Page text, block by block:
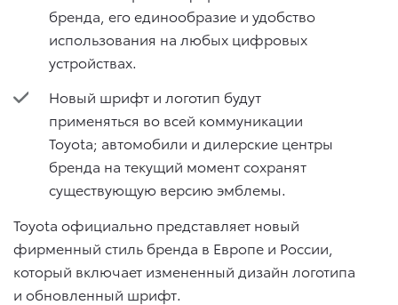
бренда, его единообразие и удобство
использования на любых цифровых
устройствах.
Новый шрифт и логотип будут
применяться во всей коммуникации
Toyota; автомобили и дилерские центры
бренда на текущий момент сохранят
существующую версию эмблемы.
Toyota официально представляет новый
фирменный стиль бренда в Европе и России,
который включает измененный дизайн логотипа
и обновленный шрифт.